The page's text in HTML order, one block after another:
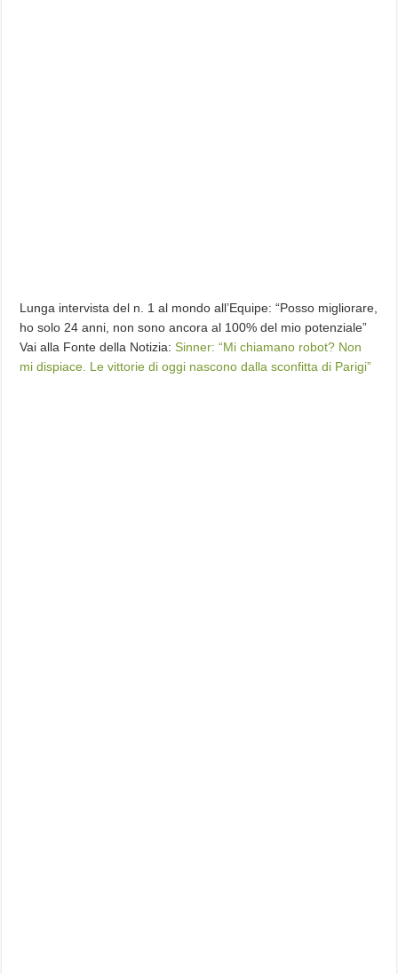
Lunga intervista del n. 1 al mondo all’Equipe: “Posso migliorare,
ho solo 24 anni, non sono ancora al 100% del mio potenziale”
Vai alla Fonte della Notizia:Sinner: “Mi chiamano robot? Non
mi dispiace. Le vittorie di oggi nascono dalla sconfitta di Parigi”